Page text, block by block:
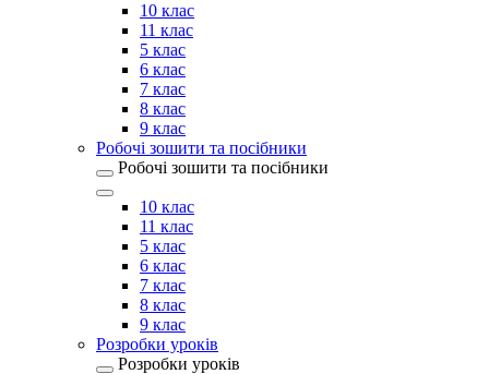
10 клас
11 клас
5 клас
6 клас
7 клас
8 клас
9 клас
Робочі зошити та посібники
Робочі зошити та посібники
10 клас
11 клас
5 клас
6 клас
7 клас
8 клас
9 клас
Розробки уроків
Розробки уроків